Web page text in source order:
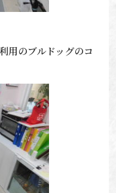
用のブルドッグのコ